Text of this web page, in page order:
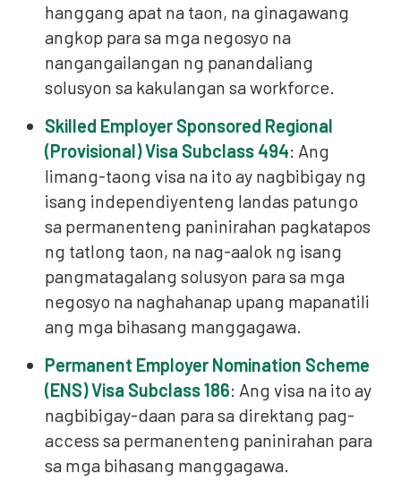
hanggang apat na taon, na ginagawang
angkop para sa mga negosyo na
nangangailangan ng panandaliang
solusyon sa kakulangan sa workforce.
Skilled Employer Sponsored Regional
(Provisional) Visa Subclass 494: Ang
limang-taong visa na ito ay nagbibigay ng
isang independiyenteng landas patungo
sa permanenteng paninirahan pagkatapos
ng tatlong taon, na nag-aalok ng isang
pangmatagalang solusyon para sa mga
negosyo na naghahanap upang mapanatili
ang mga bihasang manggagawa.
Permanent Employer Nomination Scheme
(ENS) Visa Subclass 186: Ang visa na ito ay
nagbibigay-daan para sa direktang pag-
access sa permanenteng paninirahan para
sa mga bihasang manggagawa.